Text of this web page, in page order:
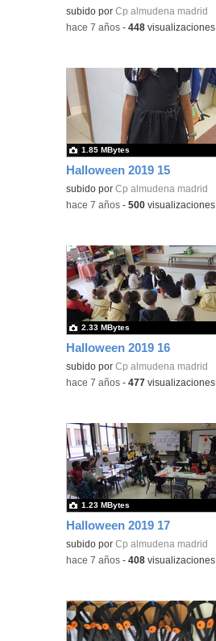
subido porCp almudena madrid
-hace 7 años -448 visualizaciones
Halloween 2019 15
subido porCp almudena madrid
1.85 MBytes
-hace 7 años -500 visualizaciones
Halloween 2019 16
subido porCp almudena madrid
2.33 MBytes
-hace 7 años -477 visualizaciones
Halloween 2019 17
subido porCp almudena madrid
1.23 MBytes
-hace 7 años -408 visualizaciones